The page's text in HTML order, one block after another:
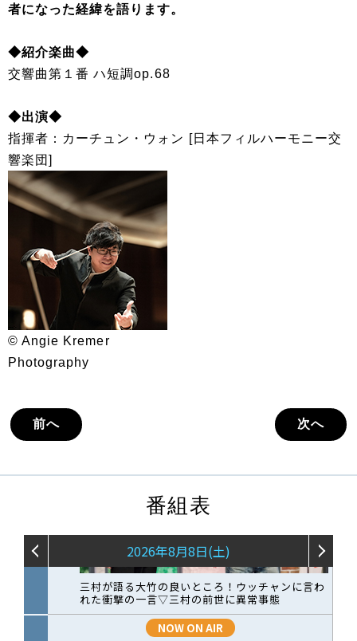
者になった経緯を語ります。
◆紹介楽曲◆
交響曲第１番 ハ短調op.68
◆出演◆
指揮者：カーチュン・ウォン [日本フィルハーモニー交
響楽団]
© Angie Kremer
Photography
前へ 次へ
番組表